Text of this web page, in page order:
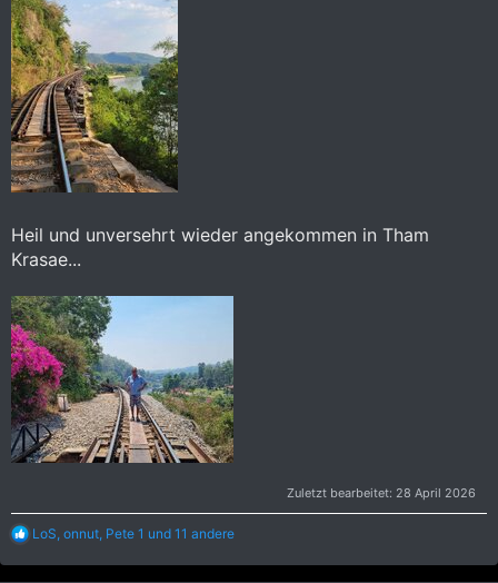
Heil und unversehrt wieder angekommen in Tham
Krasae...
Zuletzt bearbeitet: 28 April 2026
R
a
LoS, onnut, Pete 1 und 11 andere